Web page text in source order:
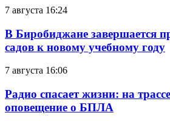
7 августа 16:24
В Биробиджане завершается
садов к новому учебному году
7 августа 16:06
Радио спасает жизни: на
оповещение о БПЛА